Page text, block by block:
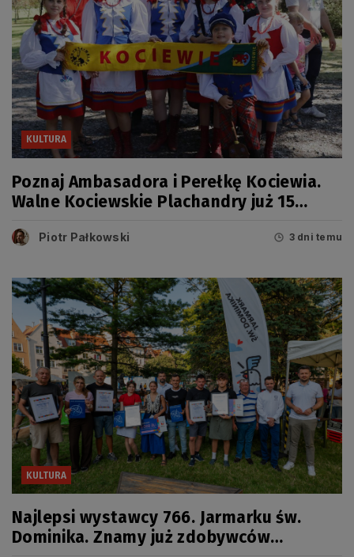
KULTURA
Poznaj Ambasadora i Perełkę Kociewia.
Walne Kociewskie Plachandry już 15
Piotr Pałkowski 3 dni temu
KULTURA
Najlepsi wystawcy 766. Jarmarku św.
Dominika. Znamy już zdobywców